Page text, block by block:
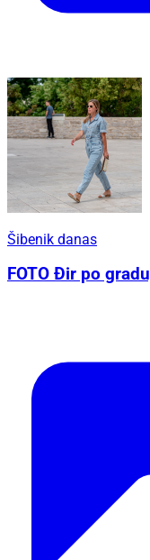
Šibenik danas
FOTO Đir po